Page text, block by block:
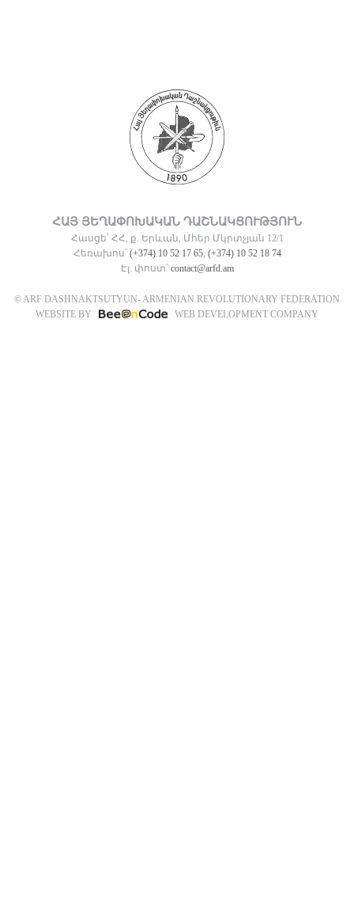
ՀԱՅ ՅԵՂԱՓՈԽԱԿԱՆ ԴԱՇՆԱԿՑՈՒԹՅՈՒՆ
Հասցե՝ ՀՀ, ք. Երևան, Մհեր Մկրտչյան 12/1
Հեռախոս՝ (+374) 10 52 17 65, (+374) 10 52 18 74
Էլ. փոստ՝ contact@arfd.am
© ARF DASHNAKTSUTYUN- ARMENIAN REVOLUTIONARY FEDERATION
WEBSITE BY
WEB DEVELOPMENT COMPANY